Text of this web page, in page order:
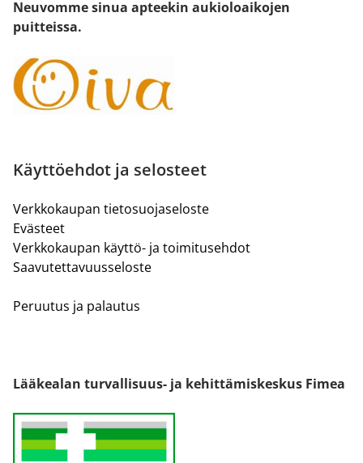
Neuvomme sinua apteekin aukioloaikojen
puitteissa.
Käyttöehdot ja selosteet
Verkkokaupan tietosuojaseloste
Evästeet
Verkkokaupan käyttö- ja toimitusehdot
Saavutettavuusseloste
Peruutus ja palautus
Lääkealan turvallisuus- ja kehittämiskeskus Fimea